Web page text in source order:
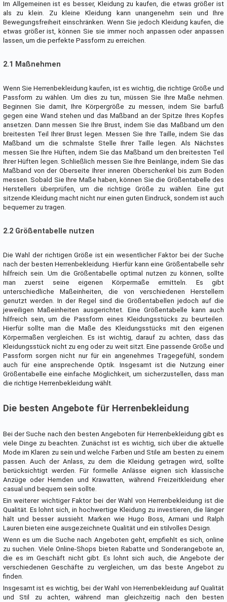
Im Allgemeinen ist es besser, Kleidung zu kaufen, die etwas größer ist
als zu klein. Zu kleine Kleidung kann unangenehm sein und Ihre
Bewegungsfreiheit einschränken. Wenn Sie jedoch Kleidung kaufen, die
etwas größer ist, können Sie sie immer noch anpassen oder anpassen
lassen, um die perfekte Passform zu erreichen.
2.1 Maßnehmen
Wenn Sie Herrenbekleidung kaufen, ist es wichtig, die richtige Größe und
Passform zu wählen. Um dies zu tun, müssen Sie Ihre Maße nehmen.
Beginnen Sie damit, Ihre Körpergröße zu messen, indem Sie barfuß
gegen eine Wand stehen und das Maßband an der Spitze Ihres Kopfes
ansetzen. Dann messen Sie Ihre Brust, indem Sie das Maßband um den
breitesten Teil Ihrer Brust legen. Messen Sie Ihre Taille, indem Sie das
Maßband um die schmalste Stelle Ihrer Taille legen. Als Nächstes
messen Sie Ihre Hüften, indem Sie das Maßband um den breitesten Teil
Ihrer Hüften legen. Schließlich messen Sie Ihre Beinlänge, indem Sie das
Maßband von der Oberseite Ihrer inneren Oberschenkel bis zum Boden
messen. Sobald Sie Ihre Maße haben, können Sie die Größentabelle des
Herstellers überprüfen, um die richtige Größe zu wählen. Eine gut
sitzende Kleidung macht nicht nur einen guten Eindruck, sondern ist auch
bequemer zu tragen.
2.2 Größentabelle nutzen
Die Wahl der richtigen Größe ist ein wesentlicher Faktor bei der Suche
nach der besten Herrenbekleidung. Hierfür kann eine Größentabelle sehr
hilfreich sein. Um die Größentabelle optimal nutzen zu können, sollte
man zuerst seine eigenen Körpermaße ermitteln. Es gibt
unterschiedliche Maßeinheiten, die von verschiedenen Herstellern
genutzt werden. In der Regel sind die Größentabellen jedoch auf die
jeweiligen Maßeinheiten ausgerichtet. Eine Größentabelle kann auch
hilfreich sein, um die Passform eines Kleidungsstücks zu beurteilen.
Hierfür sollte man die Maße des Kleidungsstücks mit den eigenen
Körpermaßen vergleichen. Es ist wichtig, darauf zu achten, dass das
Kleidungsstück nicht zu eng oder zu weit sitzt. Eine passende Größe und
Passform sorgen nicht nur für ein angenehmes Tragegefühl, sondern
auch für eine ansprechende Optik. Insgesamt ist die Nutzung einer
Größentabelle eine einfache Möglichkeit, um sicherzustellen, dass man
die richtige Herrenbekleidung wählt.
Die besten Angebote für Herrenbekleidung
Bei der Suche nach den besten Angeboten für Herrenbekleidung gibt es
viele Dinge zu beachten. Zunächst ist es wichtig, sich über die aktuelle
Mode im Klaren zu sein und welche Farben und Stile am besten zu einem
passen. Auch der Anlass, zu dem die Kleidung getragen wird, sollte
berücksichtigt werden. Für formelle Anlässe eignen sich klassische
Anzüge oder Hemden und Krawatten, während Freizeitkleidung eher
casual und bequem sein sollte.
Ein weiterer wichtiger Faktor bei der Wahl von Herrenbekleidung ist die
Qualität. Es lohnt sich, in hochwertige Kleidung zu investieren, die länger
hält und besser aussieht. Marken wie Hugo Boss, Armani und Ralph
Lauren bieten eine ausgezeichnete Qualität und ein stilvolles Design.
Wenn es um die Suche nach Angeboten geht, empfiehlt es sich, online
zu suchen. Viele Online-Shops bieten Rabatte und Sonderangebote an,
die es im Geschäft nicht gibt. Es lohnt sich auch, die Angebote der
verschiedenen Geschäfte zu vergleichen, um das beste Angebot zu
finden.
Insgesamt ist es wichtig, bei der Wahl von Herrenbekleidung auf Qualität
und Stil zu achten, während man gleichzeitig nach den besten